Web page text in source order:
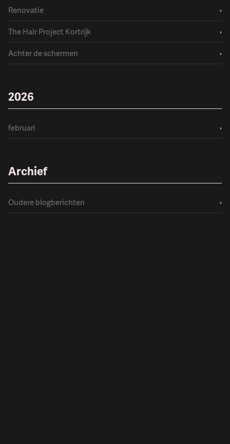
Renovatie
›
The Hair Project Kortrijk
›
Achter de schermen
›
2026
februari ›
Archief
Oudere blogberichten ›